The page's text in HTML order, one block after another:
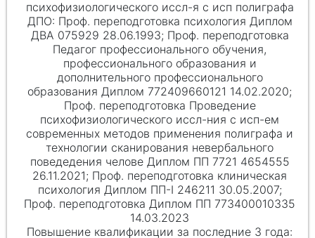
психофизиологического иссл-я с исп полиграфа
Проф. переподготовка психология Диплом
ДВА 075929 28.06.1993; Проф. переподготовка
Педагог профессионального обучения,
профессионального образования и
дополнительного профессионального
образования Диплом 772409660121 14.02.2020;
Проф. переподготовка Проведение
психофизиологического иссл-ния с исп-ем
современных методов применения полиграфа и
технологии сканирования невербального
поведедения челове Диплом ПП 7721 4654555
26.11.2021; Проф. переподготовка клиническая
психология Диплом ПП-I 246211 30.05.2007;
Проф. переподготовка Диплом ПП 773400010335
14.03.2023